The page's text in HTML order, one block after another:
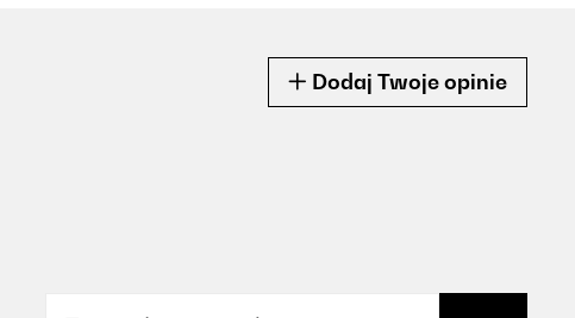
Dodaj Twoje opinie